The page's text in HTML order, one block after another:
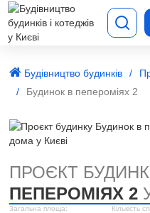
Будівництво будинків
Будинок в пепероміях 2
ПРОЄКТ
ПЕПЕРОМІЯХ 2
Загальна площа: Кількість